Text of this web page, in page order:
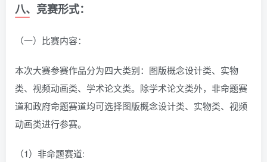
八、竞赛形式：
（一）比赛内容：
本次大赛参赛作品分为四大类别：图版概念设计类、实物
类、视频动画类、学术论文类。除学术论文类外，非命题赛
道和政府命题赛道均可选择图版概念设计类、实物类、视频
动画类进行参赛。
（1）非命题赛道: